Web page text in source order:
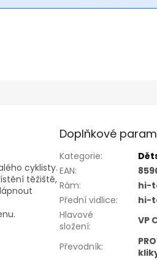
cyklisty.
těžiště,
Doplňkové
Kategorie:
EAN:
Rám:
hi-
Přední vidlice:
hi-
Hlavové
složení: VP
Převodník: